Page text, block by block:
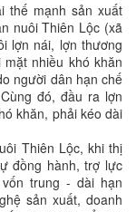
thế mạnh sản xuất
nuôi Thiên Lộc (xã
lợn nái, lợn thương
nhiều khó khăn
người dân hạn chế
đó, đầu ra lợn
khăn, phải kéo dài
Thiên Lộc, khi thị
đồng hành, trợ lực
trung - dài hạn
sản xuất, doanh